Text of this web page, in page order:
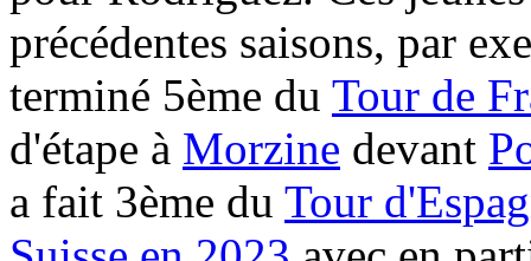
précédentes saisons, par
terminé 5ème du Tour de
d'étape à Morzine devant
a fait 3ème du Tour